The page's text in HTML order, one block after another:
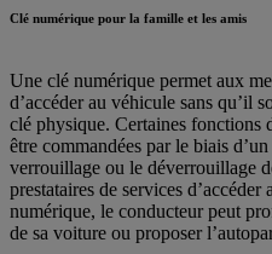
Clé numérique pour la famille et les amis
Une clé numérique permet aux
d’accéder au véhicule sans qu’il
clé physique. Certaines fonctions
être commandées par le biais
verrouillage ou le déverrouillage
prestataires de services
numérique, le conducteur peut
de sa voiture ou proposer